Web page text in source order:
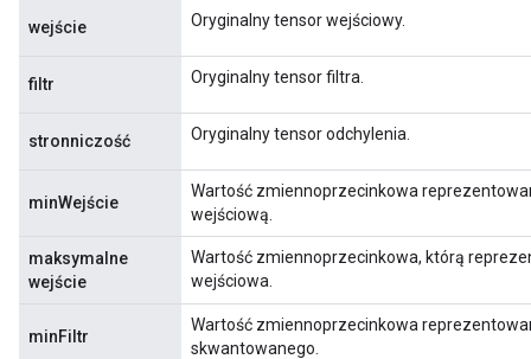
wejście Oryginalny tensor wejściowy.
filtr Oryginalny tensor filtra.
stronniczość Oryginalny tensor odchylenia.
minWejście
Wartość zmiennoprzecinkowa
wejściową.
maksymalne
wejście
Wartość zmiennoprzecinkowa, którą
wejściowa.
minFiltr
Wartość zmiennoprzecinkowa
skwantowanego.